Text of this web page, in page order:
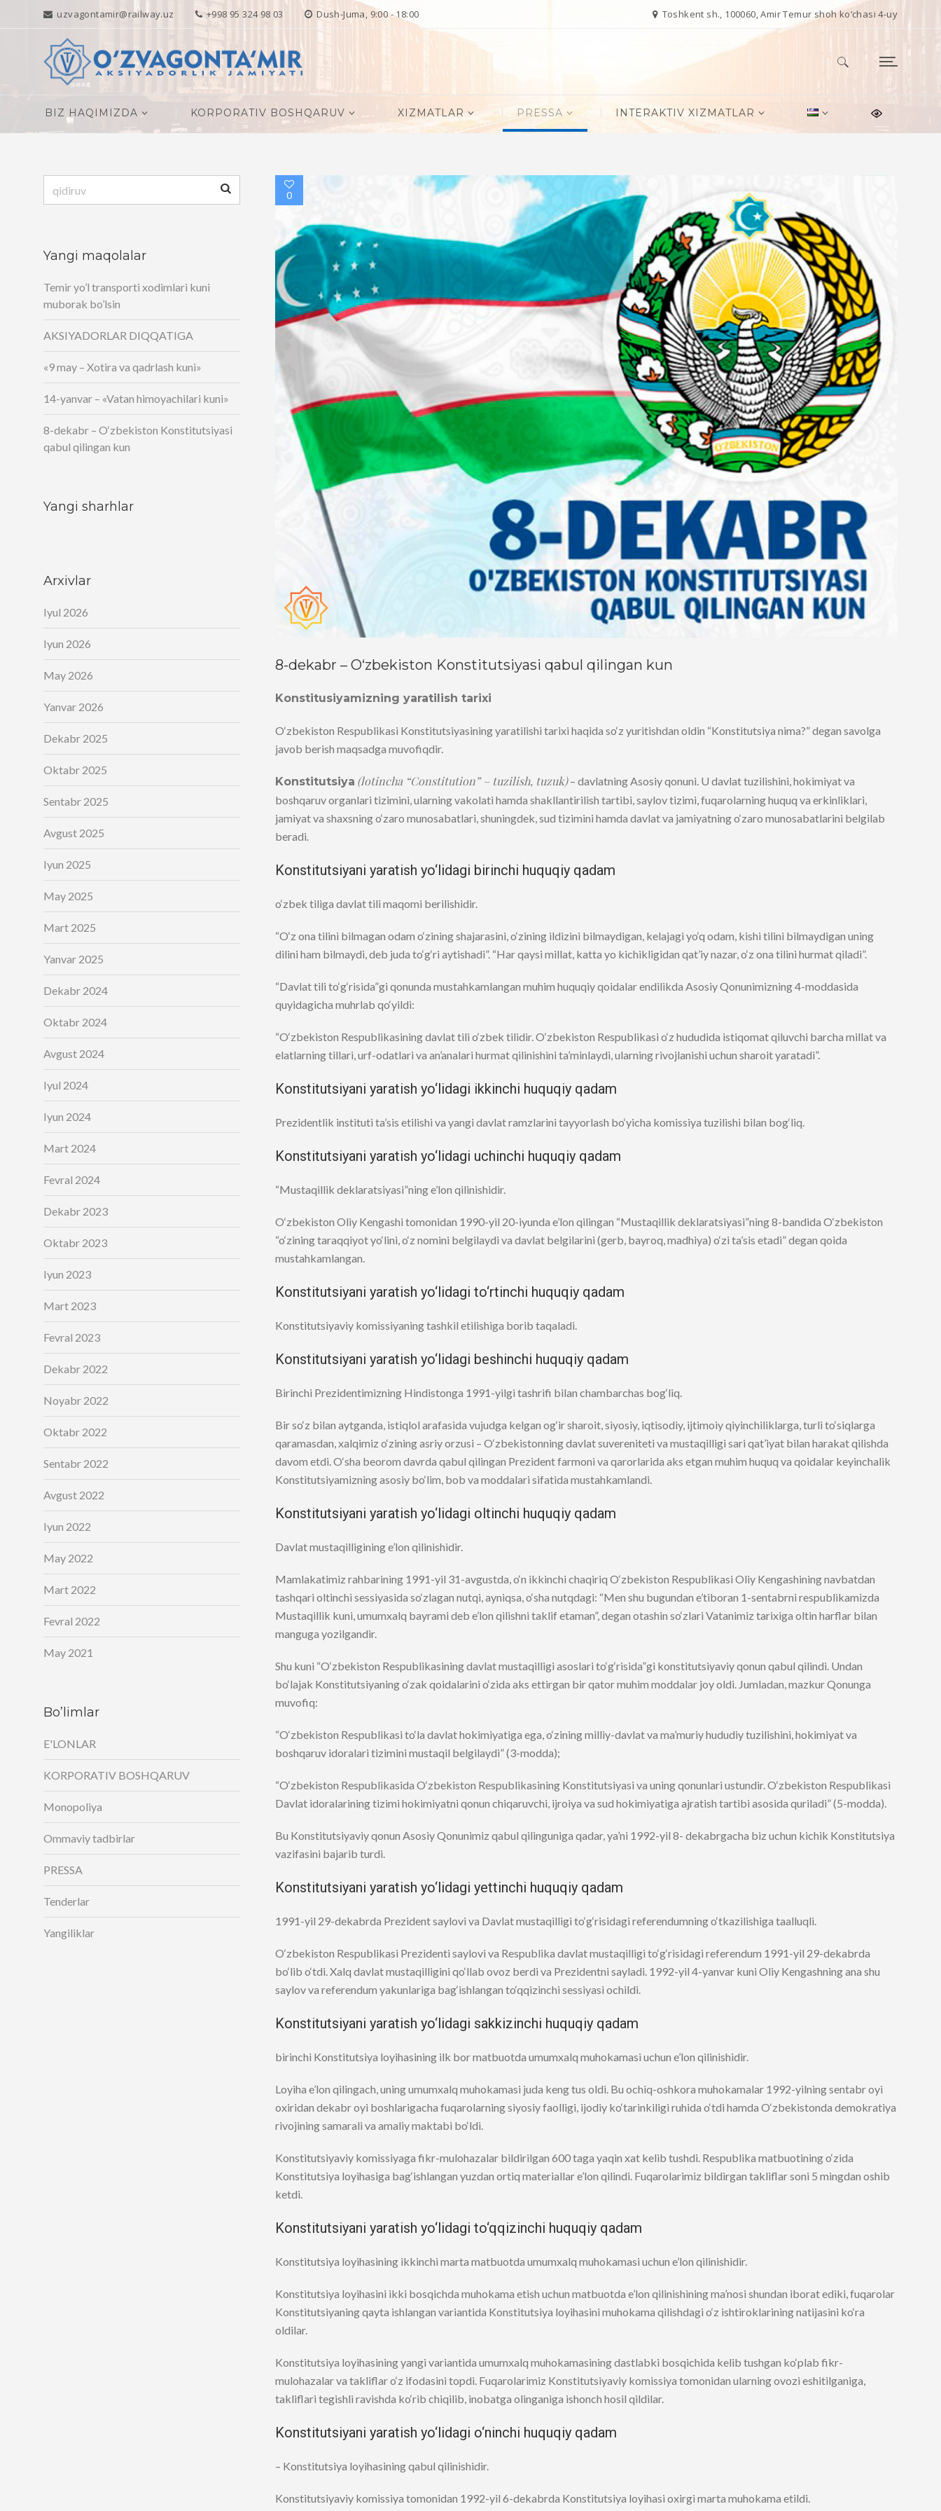
uzvagontamir@railway.uz +998 95 324 98 03 Dush-Juma, 9:00 - 18:00 Toshkent sh., 100060, Amir Temur shoh ko‘chasi 4-uy
Qidirshish:
BIZ HAQIMIZDA KORPORATIV BOSHQARUV XIZMATLAR PRESSA INTERAKTIV XIZMATLAR
0
8-dekabr – O‘zbekiston Konstitutsiyasi qabul qilingan kun
Konstitusiyamizning yaratilish tarixi
O‘zbekiston Respublikasi Konstitutsiyasining yaratilishi tarixi haqida so‘z yuritishdan oldin “Konstitutsiya nima?” degan savolga
javob berish maqsadga muvofiqdir.
Konstitutsiya (lotincha “Constitution” – tuzilish, tuzuk)– davlatning Asosiy qonuni. U davlat tuzilishini, hokimiyat va
boshqaruv organlari tizimini, ularning vakolati hamda shakllantirilish tartibi, saylov tizimi, fuqarolarning huquq va erkinliklari,
jamiyat va shaxsning o‘zaro munosabatlari, shuningdek, sud tizimini hamda davlat va jamiyatning o‘zaro munosabatlarini belgilab
beradi.
Konstitutsiyani yaratish yo‘lidagi birinchi huquqiy qadam
o‘zbek tiliga davlat tili maqomi berilishidir.
“O‘z ona tilini bilmagan odam o‘zining shajarasini, o‘zining ildizini bilmaydigan, kelajagi yo‘q odam, kishi tilini bilmaydigan uning
dilini ham bilmaydi, deb juda to‘g‘ri aytishadi”. “Har qaysi millat, katta yo kichikligidan qat’iy nazar, o‘z ona tilini hurmat qiladi”.
“Davlat tili to‘g‘risida”gi qonunda mustahkamlangan muhim huquqiy qoidalar endilikda Asosiy Qonunimizning 4-moddasida
quyidagicha muhrlab qo‘yildi:
“O‘zbekiston Respublikasining davlat tili o‘zbek tilidir. O‘zbekiston Respublikasi o‘z hududida istiqomat qiluvchi barcha millat va
elatlarning tillari, urf-odatlari va an’analari hurmat qilinishini ta’minlaydi, ularning rivojlanishi uchun sharoit yaratadi”.
Konstitutsiyani yaratish yo‘lidagi ikkinchi huquqiy qadam
Prezidentlik instituti ta’sis etilishi va yangi davlat ramzlarini tayyorlash bo‘yicha komissiya tuzilishi bilan bog‘liq.
Konstitutsiyani yaratish yo‘lidagi uchinchi huquqiy qadam
“Mustaqillik deklaratsiyasi”ning e’lon qilinishidir.
O‘zbekiston Oliy Kengashi tomonidan 1990-yil 20-iyunda e’lon qilingan “Mustaqillik deklaratsiyasi”ning 8-bandida O‘zbekiston
“o‘zining taraqqiyot yo‘lini, o‘z nomini belgilaydi va davlat belgilarini (gerb, bayroq, madhiya) o‘zi ta’sis etadi” degan qoida
mustahkamlangan.
Konstitutsiyani yaratish yo‘lidagi to‘rtinchi huquqiy qadam
Konstitutsiyaviy komissiyaning tashkil etilishiga borib taqaladi.
Konstitutsiyani yaratish yo‘lidagi beshinchi huquqiy qadam
Birinchi Prezidentimizning Hindistonga 1991-yilgi tashrifi bilan chambarchas bog‘liq.
Bir so‘z bilan aytganda, istiqlol arafasida vujudga kelgan og‘ir sharoit, siyosiy, iqtisodiy, ijtimoiy qiyinchiliklarga, turli to‘siqlarga
qaramasdan, xalqimiz o‘zining asriy orzusi – O‘zbekistonning davlat suvereniteti va mustaqilligi sari qat’iyat bilan harakat qilishda
davom etdi. O‘sha beorom davrda qabul qilingan Prezident farmoni va qarorlarida aks etgan muhim huquq va qoidalar keyinchalik
Konstitutsiyamizning asosiy bo‘lim, bob va moddalari sifatida mustahkamlandi.
Konstitutsiyani yaratish yo‘lidagi oltinchi huquqiy qadam
Davlat mustaqilligining e’lon qilinishidir.
Mamlakatimiz rahbarining 1991-yil 31-avgustda, o‘n ikkinchi chaqiriq O‘zbekiston Respublikasi Oliy Kengashining navbatdan
tashqari oltinchi sessiyasida so‘zlagan nutqi, ayniqsa, o‘sha nutqdagi: “Men shu bugundan e’tiboran 1-sentabrni respublikamizda
Mustaqillik kuni, umumxalq bayrami deb e’lon qilishni taklif etaman”, degan otashin so‘zlari Vatanimiz tarixiga oltin harflar bilan
manguga yozilgandir.
Shu kuni “O‘zbekiston Respublikasining davlat mustaqilligi asoslari to‘g‘risida”gi konstitutsiyaviy qonun qabul qilindi. Undan
bo‘lajak Konstitutsiyaning o‘zak qoidalarini o‘zida aks ettirgan bir qator muhim moddalar joy oldi. Jumladan, mazkur Qonunga
muvofiq:
“O‘zbekiston Respublikasi to‘la davlat hokimiyatiga ega, o‘zining milliy-davlat va ma’muriy hududiy tuzilishini, hokimiyat va
boshqaruv idoralari tizimini mustaqil belgilaydi” (3-modda);
“O‘zbekiston Respublikasida O‘zbekiston Respublikasining Konstitutsiyasi va uning qonunlari ustundir. O‘zbekiston Respublikasi
Davlat idoralarining tizimi hokimiyatni qonun chiqaruvchi, ijroiya va sud hokimiyatiga ajratish tartibi asosida quriladi” (5-modda).
Bu Konstitutsiyaviy qonun Asosiy Qonunimiz qabul qilinguniga qadar, ya’ni 1992-yil 8- dekabrgacha biz uchun kichik Konstitutsiya
vazifasini bajarib turdi.
Konstitutsiyani yaratish yo‘lidagi yettinchi huquqiy qadam
1991-yil 29-dekabrda Prezident saylovi va Davlat mustaqilligi to‘g‘risidagi referendumning o‘tkazilishiga taalluqli.
O‘zbekiston Respublikasi Prezidenti saylovi va Respublika davlat mustaqilligi to‘g‘risidagi referendum 1991-yil 29-dekabrda
bo‘lib o‘tdi. Xalq davlat mustaqilligini qo‘llab ovoz berdi va Prezidentni sayladi. 1992-yil 4-yanvar kuni Oliy Kengashning ana shu
saylov va referendum yakunlariga bag‘ishlangan to‘qqizinchi sessiyasi ochildi.
Konstitutsiyani yaratish yo‘lidagi sakkizinchi huquqiy qadam
birinchi Konstitutsiya loyihasining ilk bor matbuotda umumxalq muhokamasi uchun e’lon qilinishidir.
Loyiha e’lon qilingach, uning umumxalq muhokamasi juda keng tus oldi. Bu ochiq-oshkora muhokamalar 1992-yilning sentabr oyi
oxiridan dekabr oyi boshlarigacha fuqarolarning siyosiy faolligi, ijodiy ko‘tarinkiligi ruhida o‘tdi hamda O‘zbekistonda demokratiya
rivojining samarali va amaliy maktabi bo‘ldi.
Konstitutsiyaviy komissiyaga fikr-mulohazalar bildirilgan 600 taga yaqin xat kelib tushdi. Respublika matbuotining o‘zida
Konstitutsiya loyihasiga bag‘ishlangan yuzdan ortiq materiallar e’lon qilindi. Fuqarolarimiz bildirgan takliflar soni 5 mingdan oshib
ketdi.
Konstitutsiyani yaratish yo‘lidagi to‘qqizinchi huquqiy qadam
Konstitutsiya loyihasining ikkinchi marta matbuotda umumxalq muhokamasi uchun e’lon qilinishidir.
Konstitutsiya loyihasini ikki bosqichda muhokama etish uchun matbuotda e’lon qilinishining ma’nosi shundan iborat ediki, fuqarolar
Konstitutsiyaning qayta ishlangan variantida Konstitutsiya loyihasini muhokama qilishdagi o‘z ishtiroklarining natijasini ko‘ra
oldilar.
Konstitutsiya loyihasining yangi variantida umumxalq muhokamasining dastlabki bosqichida kelib tushgan ko‘plab fikr-
mulohazalar va takliflar o‘z ifodasini topdi. Fuqarolarimiz Konstitutsiyaviy komissiya tomonidan ularning ovozi eshitilganiga,
takliflari tegishli ravishda ko‘rib chiqilib, inobatga olinganiga ishonch hosil qildilar.
Konstitutsiyani yaratish yo‘lidagi o‘ninchi huquqiy qadam
– Konstitutsiya loyihasining qabul qilinishidir.
Konstitutsiyaviy komissiya tomonidan 1992-yil 6-dekabrda Konstitutsiya loyihasi oxirgi marta muhokama etildi.
Yangi maqolalar
Temir yo’l transporti xodimlari kuni
muborak bo’lsin
AKSIYADORLAR DIQQATIGA
«9 may – Xotira va qadrlash kuni»
14-yanvar – «Vatan himoyachilari kuni»
8-dekabr – O‘zbekiston Konstitutsiyasi
qabul qilingan kun
Yangi sharhlar
Arxivlar
Iyul 2026
Iyun 2026
May 2026
Yanvar 2026
Dekabr 2025
Oktabr 2025
Sentabr 2025
Avgust 2025
Iyun 2025
May 2025
Mart 2025
Yanvar 2025
Dekabr 2024
Oktabr 2024
Avgust 2024
Iyul 2024
Iyun 2024
Mart 2024
Fevral 2024
Dekabr 2023
Oktabr 2023
Iyun 2023
Mart 2023
Fevral 2023
Dekabr 2022
Noyabr 2022
Oktabr 2022
Sentabr 2022
Avgust 2022
Iyun 2022
May 2022
Mart 2022
Fevral 2022
May 2021
Bo’limlar
E'LONLAR
KORPORATIV BOSHQARUV
Monopoliya
Ommaviy tadbirlar
PRESSA
Tenderlar
Yangiliklar